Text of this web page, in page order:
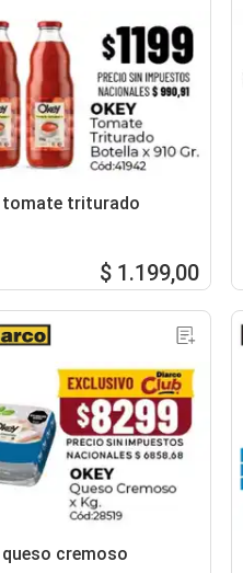
tomate triturado
$ 1.199,00
queso cremoso